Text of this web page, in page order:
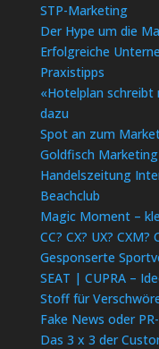
STP-Marketing
Der Hype um die
Erfolgreiche
Praxistipps
«Hotelplan
dazu
Spot an zum
Goldfisch Marketing
Handelszeitung
Beachclub
Magic Moment –
CC? CX? UX?
Gesponserte
SEAT | CUPRA –
Stoff für
Fake News oder
Das 3 x 3 der